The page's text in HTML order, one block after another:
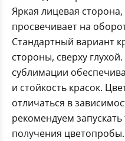
Яркая лицевая
просвечивает на
Стандартный вариант
стороны, сверху
сублимации
и стойкость красок.
отличаться в
рекомендуем
получения